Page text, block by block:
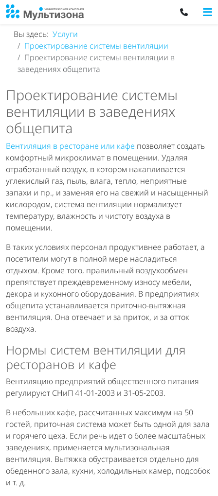
Вы здесь: Услуги
Проектирование системы вентиляции
Проектирование системы вентиляции в
заведениях общепита
Проектирование системы
вентиляции в заведениях
общепита
Вентиляция в ресторане или кафе позволяет создать
комфортный микроклимат в помещении. Удаляя
отработанный воздух, в котором накапливается
углекислый газ, пыль, влага, тепло, неприятные
запахи и пр., и заменяя его на свежий и насыщенный
кислородом, система вентиляции нормализует
температуру, влажность и чистоту воздуха в
помещении.
В таких условиях персонал продуктивнее работает, а
посетители могут в полной мере насладиться
отдыхом. Кроме того, правильный воздухообмен
препятствует преждевременному износу мебели,
декора и кухонного оборудования. В предприятиях
общепита устанавливается приточно-вытяжная
вентиляция. Она отвечает и за приток, и за отток
воздуха.
Нормы систем вентиляции для
ресторанов и кафе
Вентиляцию предприятий общественного питания
регулируют СНиП 41-01-2003 и 31-05-2003.
В небольших кафе, рассчитанных максимум на 50
гостей, приточная система может быть одной для зала
и горячего цеха. Если речь идет о более масштабных
заведениях, применяется мультизональная
вентиляция. Вытяжка обустраивается отдельно для
обеденного зала, кухни, холодильных камер, подсобок
и т. д.